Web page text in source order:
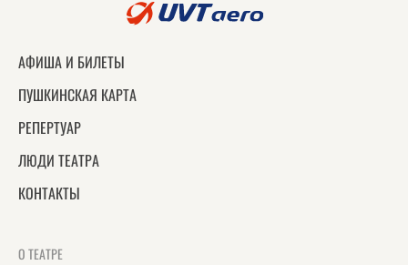
АФИША И БИЛЕТЫ
ПУШКИНСКАЯ КАРТА
РЕПЕРТУАР
ЛЮДИ ТЕАТРА
КОНТАКТЫ
О ТЕАТРЕ